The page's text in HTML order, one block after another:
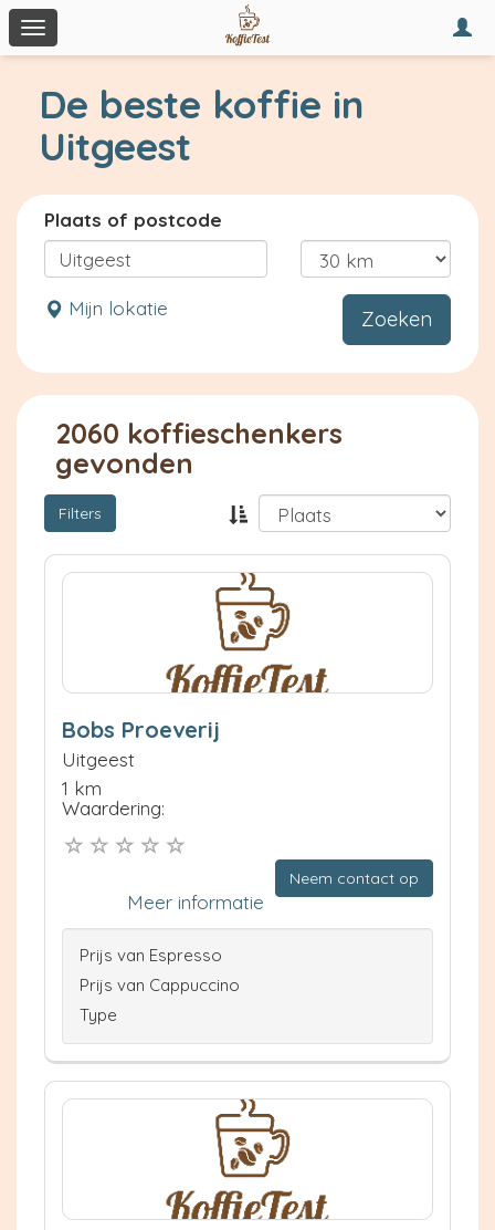
Toggle
navigation
De beste koffie in
Uitgeest
Plaats of postcode
Mijn lokatie Zoeken
2060 koffieschenkers
gevonden
Filters
Bobs Proeverij
Uitgeest
1 km
Waardering:
Neem contact op
Meer informatie
Prijs van Espresso
Prijs van Cappuccino
Type